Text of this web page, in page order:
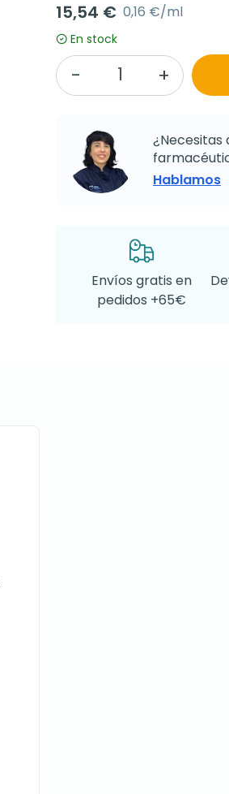
15,54 € 0,16 €/ml
En stock
¿Necesitas
Hablamos
Envíos gratis en
pedidos +65€